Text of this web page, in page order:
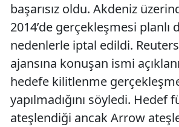
başarısız oldu. Akdeniz
2014’de gerçekleşmesi
nedenlerle iptal edildi.
ajansına konuşan ismi
hedefe kilitlenme
yapılmadığını söyledi. Hedef
ateşlendiği ancak Arrow